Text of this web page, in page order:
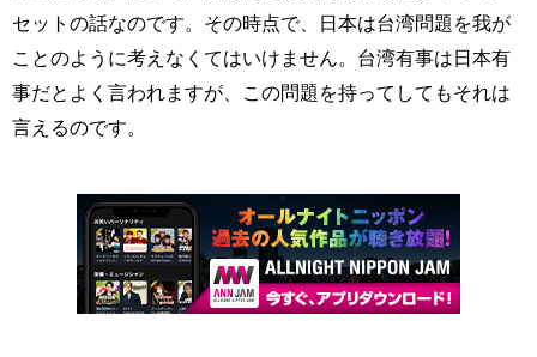
セットの話なのです。その時点で、日本は台湾問題を我が
ことのように考えなくてはいけません。台湾有事は日本有
事だとよく言われますが、この問題を持ってしてもそれは
言えるのです。